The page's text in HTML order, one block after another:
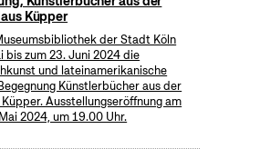
Küpper
der Stadt Köln
bis zum 23. Juni 2024 die
und lateinamerikanische
Künstlerbücher aus der
Ausstellungseröffnung am
2024, um 19.00 Uhr.